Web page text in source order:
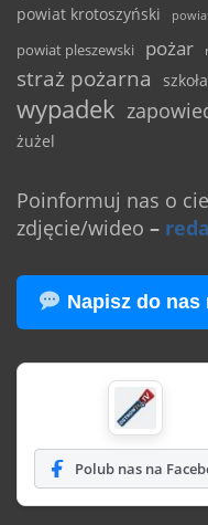
powiat krotoszyński
powiat pleszewski pożar
straż pożarna szkoła
wypadek
żużel
Poinformuj nas o
zdjęcie/wideo –
Napisz do nas
Polub nas na